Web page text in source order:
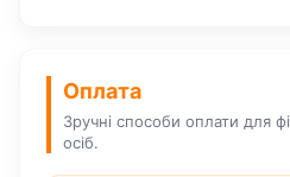
Оплата
Зручні способи оплати для
осіб.